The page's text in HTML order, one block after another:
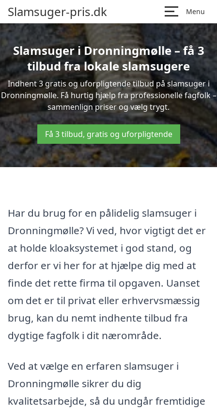
Slamsuger-pris.dk Menu
Slamsuger i Dronningmølle – få 3
tilbud fra lokale slamsugere
Indhent 3 gratis og uforpligtende tilbud på slamsuger i
Dronningmølle. Få hurtig hjælp fra professionelle fagfolk –
sammenlign priser og vælg trygt.
Få 3 tilbud, gratis og uforpligtende
Har du brug for en pålidelig slamsuger i
Dronningmølle? Vi ved, hvor vigtigt det er
at holde kloaksystemet i god stand, og
derfor er vi her for at hjælpe dig med at
finde det rette firma til opgaven. Uanset
om det er til privat eller erhvervsmæssig
brug, kan du nemt indhente tilbud fra
dygtige fagfolk i dit nærområde.
Ved at vælge en erfaren slamsuger i
Dronningmølle sikrer du dig
kvalitetsarbejde, så du undgår fremtidige